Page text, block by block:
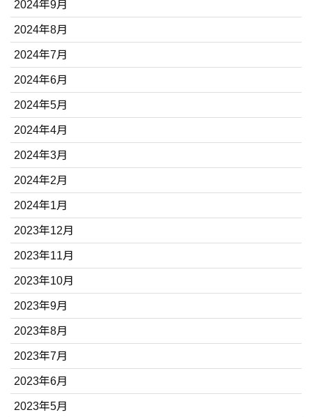
2024年9月
2024年8月
2024年7月
2024年6月
2024年5月
2024年4月
2024年3月
2024年2月
2024年1月
2023年12月
2023年11月
2023年10月
2023年9月
2023年8月
2023年7月
2023年6月
2023年5月